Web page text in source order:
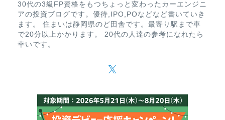
30代の3級FP資格をもつちょっと変わったカーエンジニ
アの投資ブログです。優待,IPO,POなどなど書いていき
ます。 住まいは静岡県のど田舎です。最寄り駅まで車
で20分以上かかります。 20代の人達の参考になれたら
幸いです。